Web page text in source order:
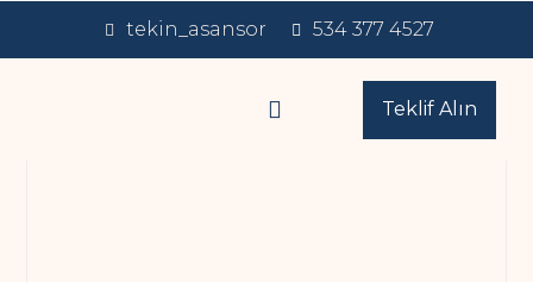
tekin_asansor 534 377 4527
Teklif Alın